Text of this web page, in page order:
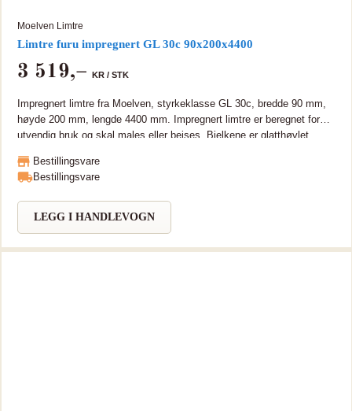
Moelven Limtre
Limtre furu impregnert GL 30c 90x200x4400
3 519,– KR / STK
Impregnert limtre fra Moelven, styrkeklasse GL 30c, bredde 90 mm,
høyde 200 mm, lengde 4400 mm. Impregnert limtre er beregnet for
utvendig bruk og skal males eller beises. Bjelkene er glatthøvlet.
tar lange spenn. Moelven Limtre sertifikater som PEFC, CE, ISO
9001 og 14001. Bjelken kan leveres i lengde opptil 15 meter. Kan
Bestillingsvare
Bestillingsvare
LEGG I HANDLEVOGN